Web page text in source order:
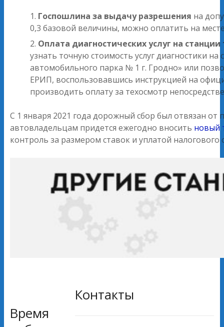
Госпошлина за выдачу разрешения на
0,3 базовой величины, можно оплатить на
Оплата диагностических услуг на станции
узнать точную стоимость услуг диагностики
автомобильного парка № 1 г. Гродно» или
ЕРИП, воспользовавшись инструкцией на
производить оплату за техосмотр
С 1 января 2021 года дорожный сбор был отвязан
автовладельцам придется ежегодно вносить новый
контроль за размером ставок и уплатой
Время
Контакты